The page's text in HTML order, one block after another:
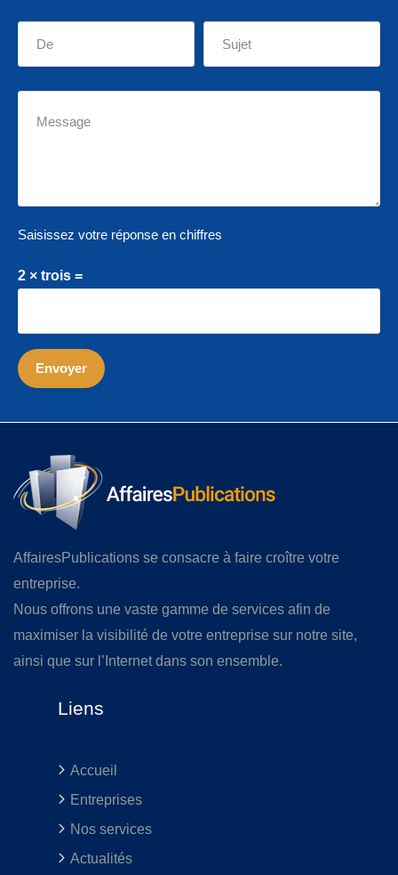
Saisissez votre réponse en chiffres
2 × trois =
AffairesPublications se consacre à faire croître votre
entreprise.
Nous offrons une vaste gamme de services afin de
maximiser la visibilité de votre entreprise sur notre site,
ainsi que sur l’Internet dans son ensemble.
Liens
Accueil
Entreprises
Nos services
Actualités